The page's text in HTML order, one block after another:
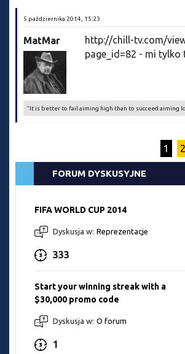
5 października 2014, 15:23
MatMar
http://chill-tv.com/
page_id=82 - mi tylko
"It is better to fail aiming high than to succeed aiming
1 2
FORUM DYSKUSYJNE
FIFA WORLD CUP 2014
Dyskusja w: Reprezentacje
333
Start your winning streak with a
$30,000 promo code
Dyskusja w: O forum
1